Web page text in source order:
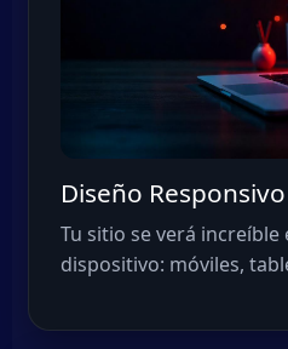
Diseño Responsivo
Tu sitio se verá increíble
dispositivo: móviles,